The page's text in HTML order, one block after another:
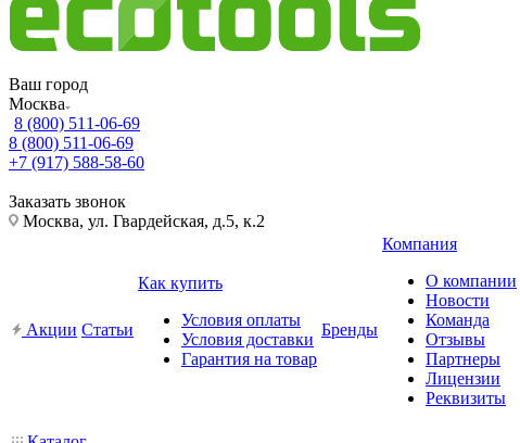
Ваш город
Москва
8 (800) 511-06-69
8 (800) 511-06-69
+7 (917) 588-58-60
Заказать звонок
Москва, ул. Гвардейская, д.5, к.2
Акции Статьи
Как купить
Условия оплаты
Условия доставки
Гарантия на товар
Бренды
Компания
О компании
Новости
Команда
Отзывы
Партнеры
Лицензии
Реквизиты